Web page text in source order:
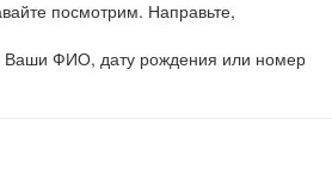
посмотрим. Направьте,
ФИО, дату рождения или номер